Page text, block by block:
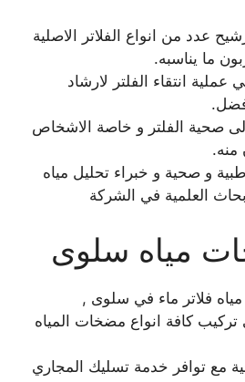
عدد من انواع الفلاتر الاصلية
ما يناسبه.
عملية انتقاء الفلتر لارشاد
صحية الفلتر و خاصة الاشخاص
منه.
و صحية و خبراء تحليل مياه
العلمية في الشركة
مياه سلوى
فلاتر ماء في سلوى ,
كافة انواع مضخات المياه
مع توافر خدمة تسليك المجاري